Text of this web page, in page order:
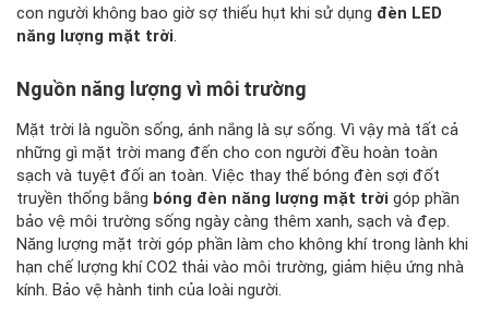
con người không bao giờ sợ thiếu hụt khi sử dụng đèn LED
năng lượng mặt trời
Nguồn năng lượng vì môi trường
Mặt trời là nguồn sống, ánh nắng là sự sống. Vì vậy mà tất cả
những gì mặt trời mang đến cho con người đều hoàn toàn
sạch và tuyệt đối an toàn. Việc thay thế bóng đèn sợi đốt
truyền thống bằng bóng đèn năng lượng mặt trời góp phần
bảo vệ môi trường sống ngày càng thêm xanh, sạch và đẹp.
Năng lượng mặt trời góp phần làm cho không khí trong lành khi
hạn chế lượng khí CO2 thải vào môi trường, giảm hiệu ứng nhà
kính. Bảo vệ hành tinh của loài người.